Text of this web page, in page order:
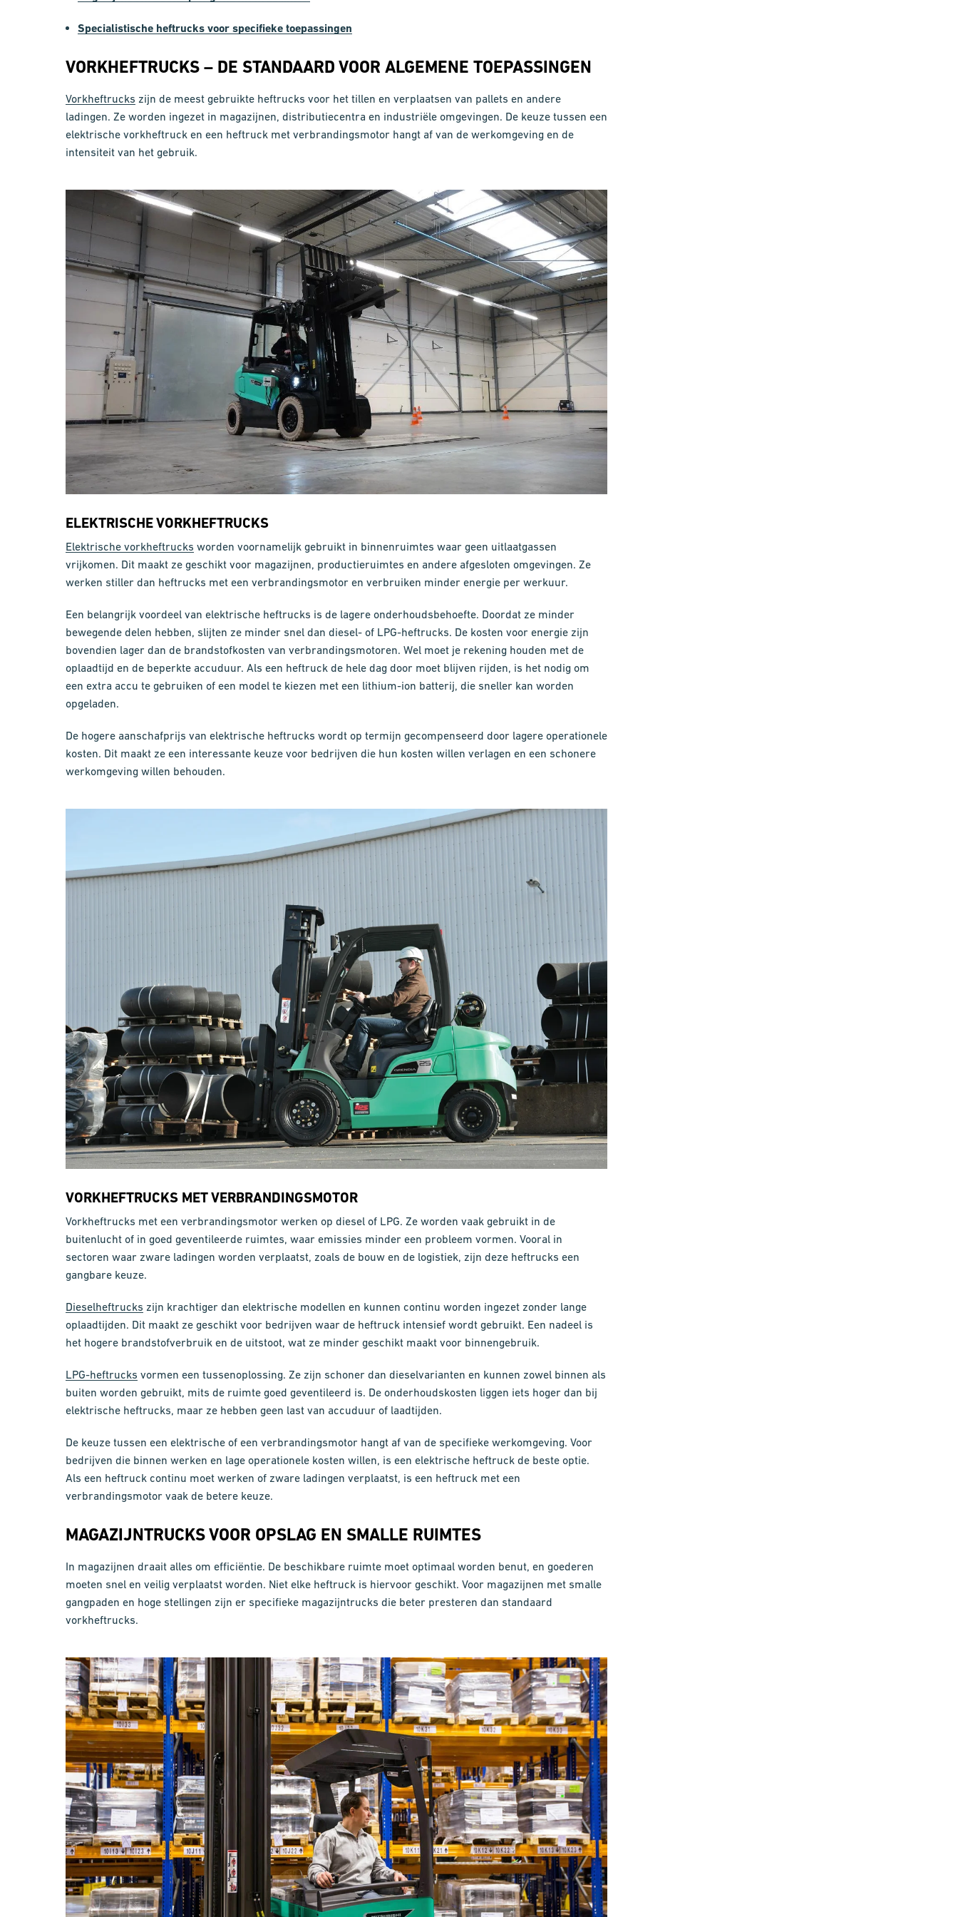
Specialistische heftrucks voor specifieke toepassingen
VORKHEFTRUCKS – DE STANDAARD VOOR ALGEMENE TOEPASSINGEN
Vorkheftrucks zijn de meest gebruikte heftrucks voor het tillen en verplaatsen van pallets en andere
ladingen. Ze worden ingezet in magazijnen, distributiecentra en industriële omgevingen. De keuze tussen een
elektrische vorkheftruck en een heftruck met verbrandingsmotor hangt af van de werkomgeving en de
intensiteit van het gebruik.
ELEKTRISCHE VORKHEFTRUCKS
Elektrische vorkheftrucks worden voornamelijk gebruikt in binnenruimtes waar geen uitlaatgassen
vrijkomen. Dit maakt ze geschikt voor magazijnen, productieruimtes en andere afgesloten omgevingen. Ze
werken stiller dan heftrucks met een verbrandingsmotor en verbruiken minder energie per werkuur.
Een belangrijk voordeel van elektrische heftrucks is de lagere onderhoudsbehoefte. Doordat ze minder
bewegende delen hebben, slijten ze minder snel dan diesel- of LPG-heftrucks. De kosten voor energie zijn
bovendien lager dan de brandstofkosten van verbrandingsmotoren. Wel moet je rekening houden met de
oplaadtijd en de beperkte accuduur. Als een heftruck de hele dag door moet blijven rijden, is het nodig om
een extra accu te gebruiken of een model te kiezen met een lithium-ion batterij, die sneller kan worden
opgeladen.
De hogere aanschafprijs van elektrische heftrucks wordt op termijn gecompenseerd door lagere operationele
kosten. Dit maakt ze een interessante keuze voor bedrijven die hun kosten willen verlagen en een schonere
werkomgeving willen behouden.
VORKHEFTRUCKS MET VERBRANDINGSMOTOR
Vorkheftrucks met een verbrandingsmotor werken op diesel of LPG. Ze worden vaak gebruikt in de
buitenlucht of in goed geventileerde ruimtes, waar emissies minder een probleem vormen. Vooral in
sectoren waar zware ladingen worden verplaatst, zoals de bouw en de logistiek, zijn deze heftrucks een
gangbare keuze.
Dieselheftrucks zijn krachtiger dan elektrische modellen en kunnen continu worden ingezet zonder lange
oplaadtijden. Dit maakt ze geschikt voor bedrijven waar de heftruck intensief wordt gebruikt. Een nadeel is
het hogere brandstofverbruik en de uitstoot, wat ze minder geschikt maakt voor binnengebruik.
LPG-heftrucks vormen een tussenoplossing. Ze zijn schoner dan dieselvarianten en kunnen zowel binnen als
buiten worden gebruikt, mits de ruimte goed geventileerd is. De onderhoudskosten liggen iets hoger dan bij
elektrische heftrucks, maar ze hebben geen last van accuduur of laadtijden.
De keuze tussen een elektrische of een verbrandingsmotor hangt af van de specifieke werkomgeving. Voor
bedrijven die binnen werken en lage operationele kosten willen, is een elektrische heftruck de beste optie.
Als een heftruck continu moet werken of zware ladingen verplaatst, is een heftruck met een
verbrandingsmotor vaak de betere keuze.
MAGAZIJNTRUCKS VOOR OPSLAG EN SMALLE RUIMTES
In magazijnen draait alles om efficiëntie. De beschikbare ruimte moet optimaal worden benut, en goederen
moeten snel en veilig verplaatst worden. Niet elke heftruck is hiervoor geschikt. Voor magazijnen met smalle
gangpaden en hoge stellingen zijn er specifieke magazijntrucks die beter presteren dan standaard
vorkheftrucks.